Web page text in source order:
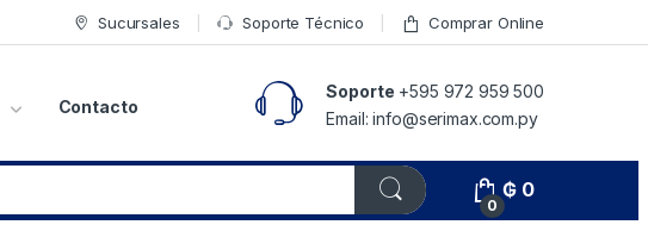
Sucursales Soporte Técnico Comprar Online
Contacto
Soporte +595 972 959 500
Email: info@serimax.com.py
0
₲ 0